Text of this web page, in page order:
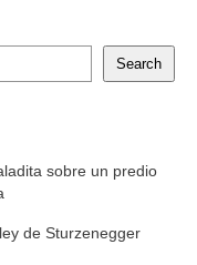
Search
sobre un predio
de Sturzenegger